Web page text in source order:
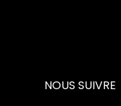
NOUS SUIVRE